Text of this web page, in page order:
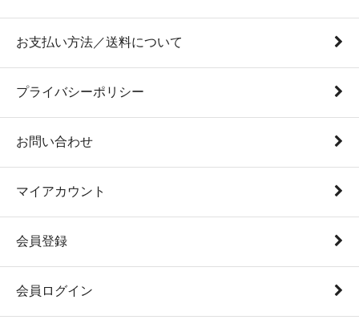
お支払い方法／送料について
プライバシーポリシー
お問い合わせ
マイアカウント
会員登録
会員ログイン